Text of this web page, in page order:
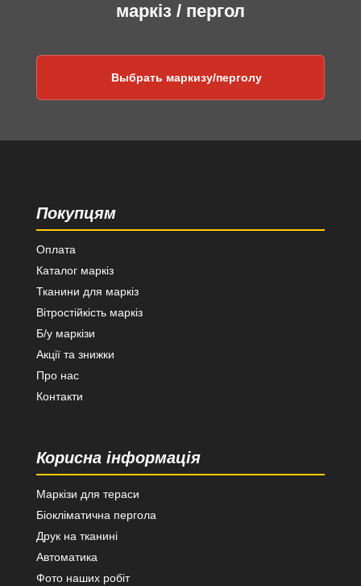
маркіз / пергол
Выбрать маркизу/перголу
Покупцям
Оплата
Каталог маркіз
Тканини для маркіз
Вітростійкість маркіз
Б/у маркізи
Акції та знижки
Про нас
Контакти
Корисна інформація
Маркізи для тераси
Біокліматична пергола
Друк на тканині
Автоматика
Фото наших робіт